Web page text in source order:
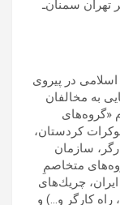
تهران‌ سمنان‌ـ
در پيروى
به مخالفان
«گروه‌‌هاى
کردستان،
سازمان
متخاصمِ
چريك‌هاى
كارگر و…) و